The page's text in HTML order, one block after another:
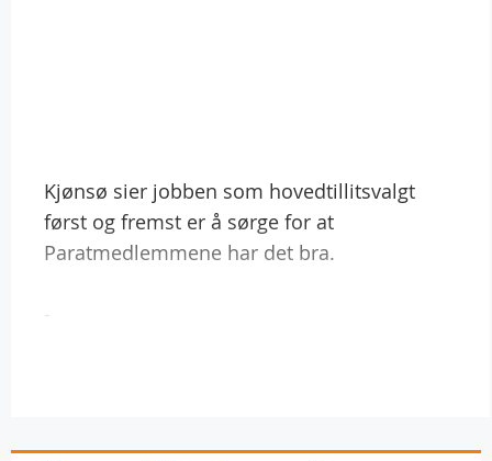
Kjønsø sier jobben som hovedtillitsvalgt
først og fremst er å sørge for at
Paratmedlemmene har det bra.
-